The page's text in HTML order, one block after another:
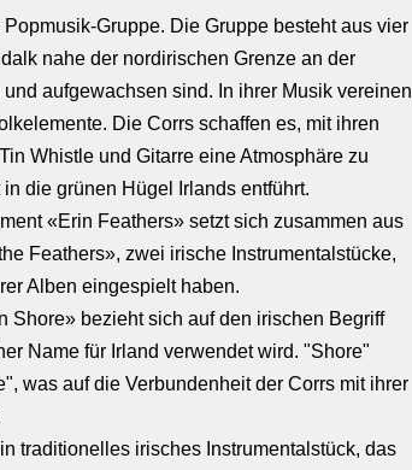
Gruppe. Die Gruppe besteht aus vier
nahe der nordirischen Grenze an der
aufgewachsen sind. In ihrer Musik vereinen
Die Corrs schaffen es, mit ihren
Whistle und Gitarre eine Atmosphäre zu
die grünen Hügel Irlands entführt.
«Erin Feathers» setzt sich zusammen aus
Feathers», zwei irische Instrumentalstücke,
Alben eingespielt haben.
Shore» bezieht sich auf den irischen Begriff
Name für Irland verwendet wird. "Shore"
was auf die Verbundenheit der Corrs mit ihrer
traditionelles irisches Instrumentalstück, das